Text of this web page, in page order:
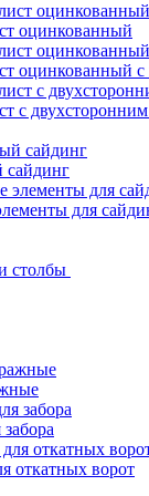
оцинкованный
оцинкованный
с
для
столбы
откатных ворот